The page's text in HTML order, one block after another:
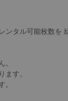
タル可能枚数を
す。